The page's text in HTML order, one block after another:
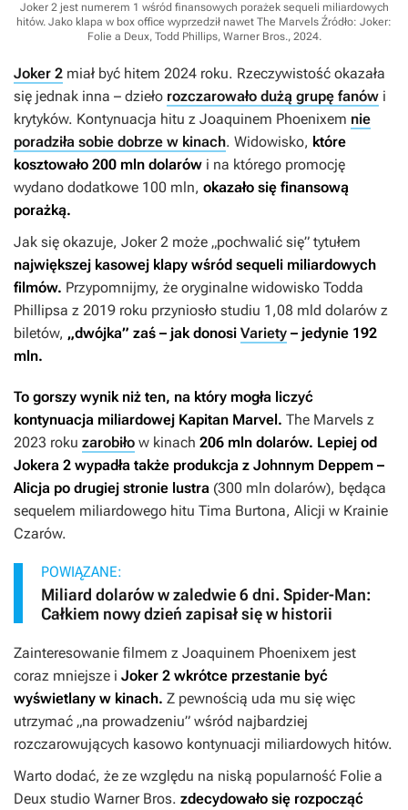
Joker 2 jest numerem 1 wśród finansowych porażek sequeli miliardowych
hitów. Jako klapa w box office wyprzedził nawet The Marvels Źródło: Joker:
Folie a Deux, Todd Phillips, Warner Bros., 2024.
Joker 2 miał być hitem 2024 roku. Rzeczywistość okazała
się jednak inna – dzieło rozczarowało dużą grupę fanów i
krytyków. Kontynuacja hitu z Joaquinem Phoenixem nie
poradziła sobie dobrze w kinach. Widowisko, które
kosztowało 200 mln dolarów i na którego promocję
wydano dodatkowe 100 mln, okazało się finansową
porażką.
Jak się okazuje, Joker 2 może „pochwalić się” tytułem
największej kasowej klapy wśród sequeli miliardowych
filmów. Przypomnijmy, że oryginalne widowisko Todda
Phillipsa z 2019 roku przyniosło studiu 1,08 mld dolarów z
biletów, „dwójka” zaś – jak donosi Variety – jedynie 192
mln.
To gorszy wynik niż ten, na który mogła liczyć
kontynuacja miliardowej Kapitan Marvel. The Marvels z
2023 roku zarobiło w kinach 206 mln dolarów. Lepiej od
Jokera 2 wypadła także produkcja z Johnnym Deppem –
Alicja po drugiej stronie lustra (300 mln dolarów), będąca
sequelem miliardowego hitu Tima Burtona, Alicji w Krainie
Czarów.
POWIĄZANE:
Miliard dolarów w zaledwie 6 dni. Spider-Man:
Całkiem nowy dzień zapisał się w historii
Zainteresowanie filmem z Joaquinem Phoenixem jest
coraz mniejsze i Joker 2 wkrótce przestanie być
wyświetlany w kinach. Z pewnością uda mu się więc
utrzymać „na prowadzeniu” wśród najbardziej
rozczarowujących kasowo kontynuacji miliardowych hitów.
Warto dodać, że ze względu na niską popularność Folie a
Deux studio Warner Bros. zdecydowało się rozpocząć